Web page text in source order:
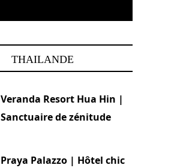
THAILANDE
Veranda Resort Hua Hin |
Sanctuaire de zénitude
Praya Palazzo | Hôtel chic